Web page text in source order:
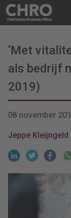
‘Met
als bedrijf
2019)
08 november
Jeppe Kleijngeld